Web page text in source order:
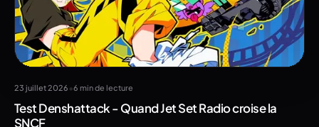
23 juillet 2026 •6 min de lecture
Test Denshattack - Quand Jet Set Radio croise la
SNCF